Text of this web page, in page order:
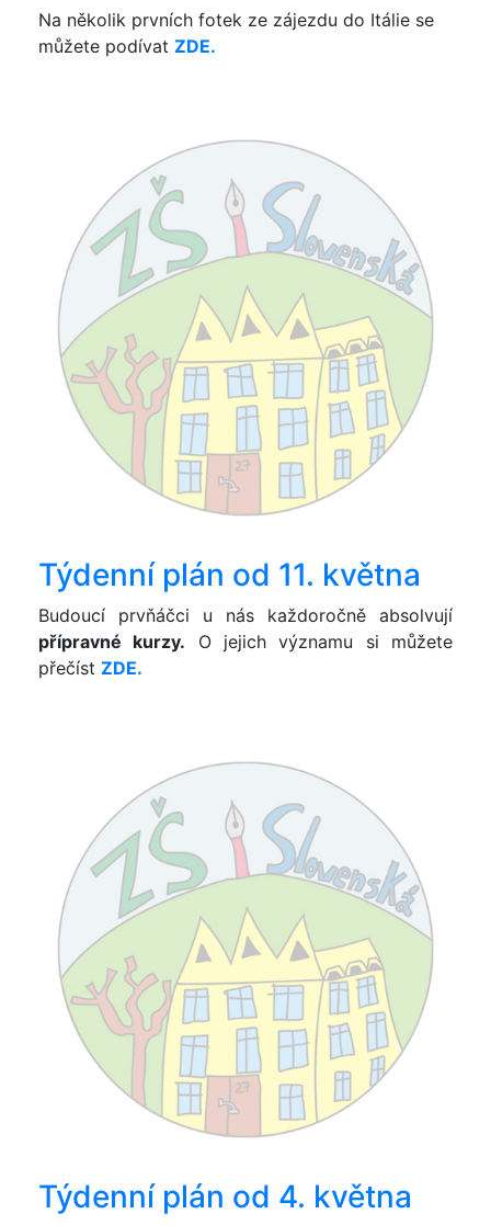
Na několik prvních fotek ze zájezdu do Itálie se
můžete podívat ZDE.
Týdenní plán od 11. května
Budoucí prvňáčci u nás každoročně absolvují
přípravné kurzy. O jejich významu si můžete
přečíst ZDE.
Týdenní plán od 4. května